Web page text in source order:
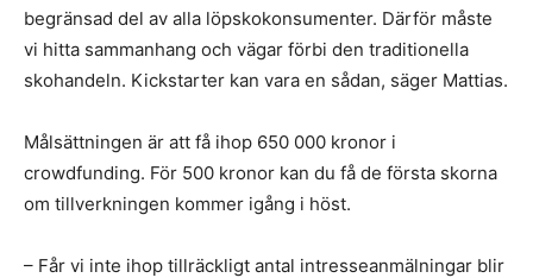
begränsad del av alla löpskokonsumenter. Därför måste
vi hitta sammanhang och vägar förbi den traditionella
skohandeln. Kickstarter kan vara en sådan, säger Mattias.
Målsättningen är att få ihop 650 000 kronor i
crowdfunding. För 500 kronor kan du få de första skorna
om tillverkningen kommer igång i höst.
– Får vi inte ihop tillräckligt antal intresseanmälningar blir